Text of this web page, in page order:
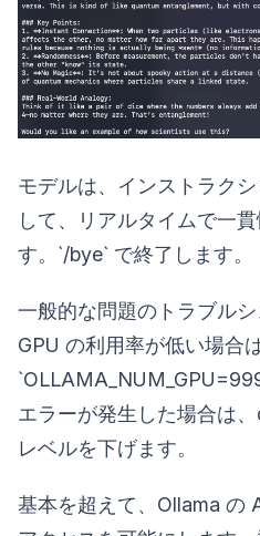
モデルは、インストラク
して、リアルタイムで一
す。`/bye` で終了します。
一般的な問題のトラブル
GPU の利用率が低い場合
エラーが発生した場合は
レベルを下げます。
基本を超えて、Ollama の